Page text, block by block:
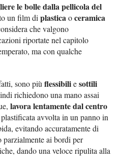
le bolle dalla pellicola del
un film diplasticaoceramica
che valgono
riportate nel capitolo
ma con qualche
sono piùflessibiliesottili
richiedono una mano assai
lavora lentamente dal centro
plastificata avvolta in un panno in
evitando accuratamente di
parzialmente ai bordi per
dando una veloce ripulita alla